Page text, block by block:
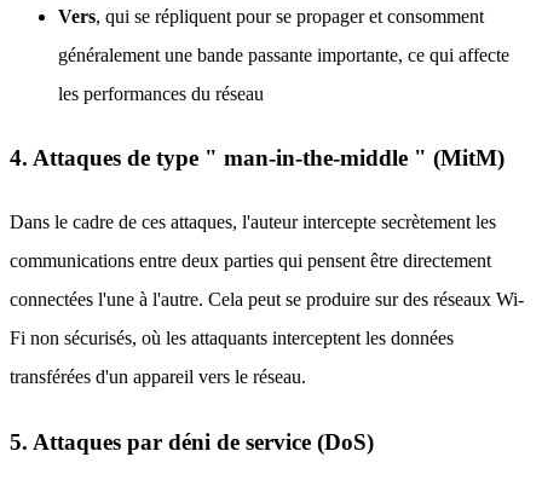
Vers, qui se répliquent pour se propager et consomment
généralement une bande passante importante, ce qui affecte
les performances du réseau
4. Attaques de type " man-in-the-middle " (MitM)
Dans le cadre de ces attaques, l'auteur intercepte secrètement les
communications entre deux parties qui pensent être directement
connectées l'une à l'autre. Cela peut se produire sur des réseaux Wi-
Fi non sécurisés, où les attaquants interceptent les données
transférées d'un appareil vers le réseau.
5. Attaques par déni de service (DoS)